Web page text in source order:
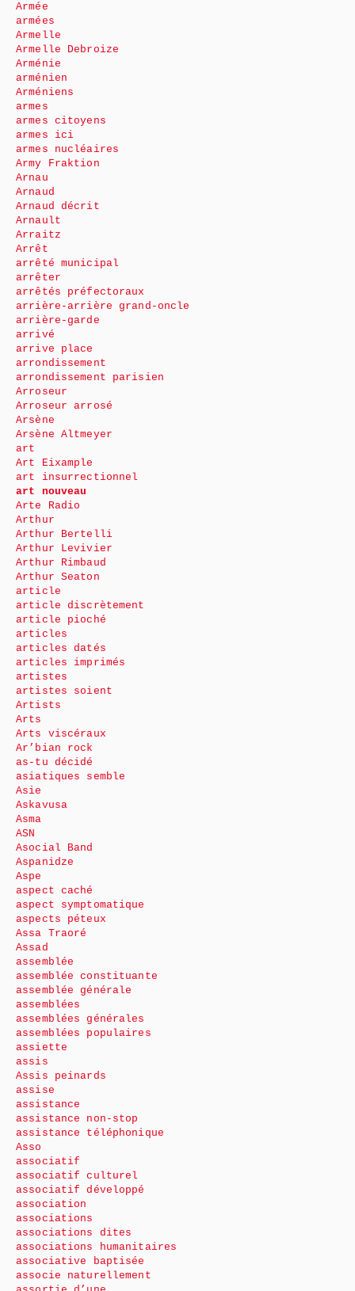
Armée
armées
Armelle
Armelle Debroize
Arménie
arménien
Arméniens
armes
armes citoyens
armes ici
armes nucléaires
Army Fraktion
Arnau
Arnaud
Arnaud décrit
Arnault
Arraitz
Arrêt
arrêté municipal
arrêter
arrêtés préfectoraux
arrière-arrière grand-oncle
arrière-garde
arrivé
arrive place
arrondissement
arrondissement parisien
Arroseur
Arroseur arrosé
Arsène
Arsène Altmeyer
art
Art Eixample
art insurrectionnel
art nouveau
Arte Radio
Arthur
Arthur Bertelli
Arthur Levivier
Arthur Rimbaud
Arthur Seaton
article
article discrètement
article pioché
articles
articles datés
articles imprimés
artistes
artistes soient
Artists
Arts
Arts viscéraux
Ar’bian rock
as-tu décidé
asiatiques semble
Asie
Askavusa
Asma
ASN
Asocial Band
Aspanidze
Aspe
aspect caché
aspect symptomatique
aspects péteux
Assa Traoré
Assad
assemblée
assemblée constituante
assemblée générale
assemblées
assemblées générales
assemblées populaires
assiette
assis
Assis peinards
assise
assistance
assistance non-stop
assistance téléphonique
Asso
associatif
associatif culturel
associatif développé
association
associations
associations dites
associations humanitaires
associative baptisée
associe naturellement